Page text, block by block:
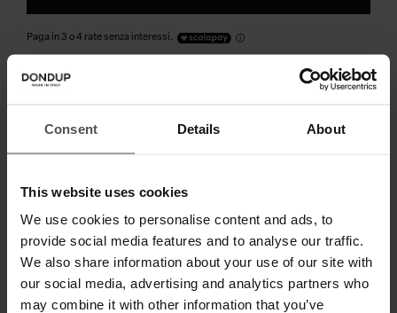
Consent Details About
This website uses cookies
We use cookies to personalise content and ads, to
provide social media features and to analyse our traffic.
We also share information about your use of our site with
our social media, advertising and analytics partners who
may combine it with other information that you’ve
Paga in 3 o 4 rate senza interessi.
SPEDIZIONE E RESO